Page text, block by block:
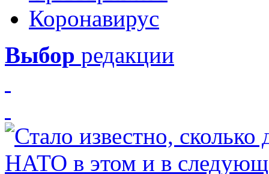
Коронавирус
Выбор редакции